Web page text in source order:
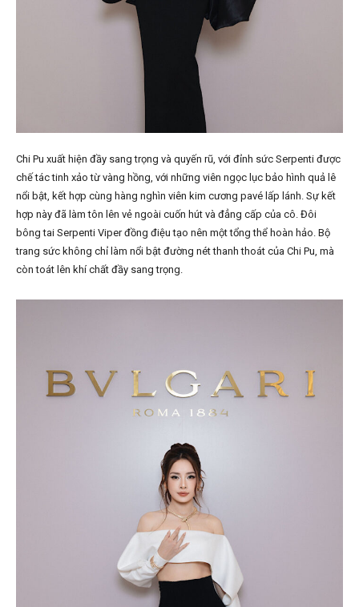
Chi Pu xuất hiện đầy sang trọng và quyến rũ, với đỉnh sức Serpenti được
chế tác tinh xảo từ vàng hồng, với những viên ngọc lục bảo hình quả lê
nổi bật, kết hợp cùng hàng nghìn viên kim cương pavé lấp lánh. Sự kết
hợp này đã làm tôn lên vẻ ngoài cuốn hút và đẳng cấp của cô. Đôi
bông tai Serpenti Viper đồng điệu tạo nên một tổng thể hoàn hảo. Bộ
trang sức không chỉ làm nổi bật đường nét thanh thoát của Chi Pu, mà
còn toát lên khí chất đầy sang trọng.